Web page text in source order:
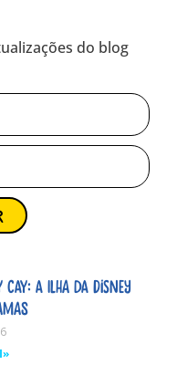
do blog
Cay: A ilha da Disney